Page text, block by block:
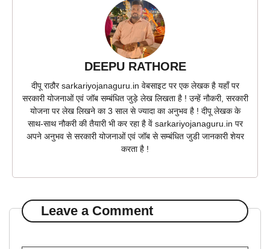
DEEPU RATHORE
दीपू राठौर sarkariyojanaguru.in वेबसाइट पर एक लेखक है यहाँ पर
सरकारी योजनाओं एवं जॉब सम्बंधित जुड़े लेख लिखता है ! उन्हें नौकरी, सरकारी
योजना पर लेख लिखने का 3 साल से ज्यादा का अनुभव है ! दीपू लेखक के
साथ-साथ नौकरी की तैयारी भी कर रहा है वें sarkariyojanaguru.in पर
अपने अनुभव से सरकारी योजनाओं एवं जॉब से सम्बंधित जुडी जानकारी शेयर
करता है !
Leave a Comment